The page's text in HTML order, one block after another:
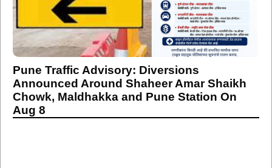
Pune Traffic Advisory: Diversions
Announced Around Shaheer Amar Shaikh
Chowk, Maldhakka and Pune Station On
Aug 8